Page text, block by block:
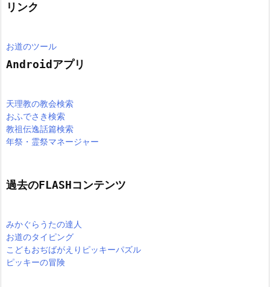
リンク
お道のツール
Androidアプリ
天理教の教会検索
おふでさき検索
教祖伝逸話篇検索
年祭・霊祭マネージャー
過去のFLASHコンテンツ
みかぐらうたの達人
お道のタイピング
こどもおぢばがえりピッキーパズル
ピッキーの冒険